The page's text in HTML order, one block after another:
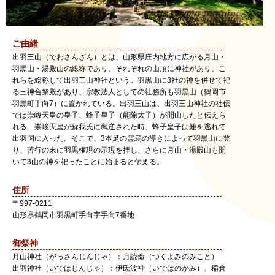
ご由緒
出羽三山（でわさんざん）とは、山形県庄内地方に広がる月山・
羽黒山・湯殿山の総称であり、それぞれの山頂に神社があり、こ
れらを総称して出羽三山神社という。羽黒山に3社の神を併せて祀
る三神合祭殿があり、宗教法人としての社務所も羽黒山（鶴岡市
羽黒町手向7）に置かれている。出羽三山は、出羽三山神社の社伝
では崇峻天皇の皇子、蜂子皇子（能除太子）が開山したと伝えら
れる。崇峻天皇が蘇我氏に弑逆された時、蜂子皇子は難を逃れて
出羽国に入った。そこで、3本足の霊烏の導きによって羽黒山に登
り、苦行の末に羽黒権現の示現を拝し、さらに月山・湯殿山も開
いて3山の神を祀ったことに始まると伝える。
住所
〒 997-0211
山形県鶴岡市羽黒町手向字手向7番地
御祭神
月山神社（がっさんじんじゃ）：月読命（つくよみのみこと）
出羽神社（いではじんじゃ）：伊氐波神（いではのかみ）、稲倉